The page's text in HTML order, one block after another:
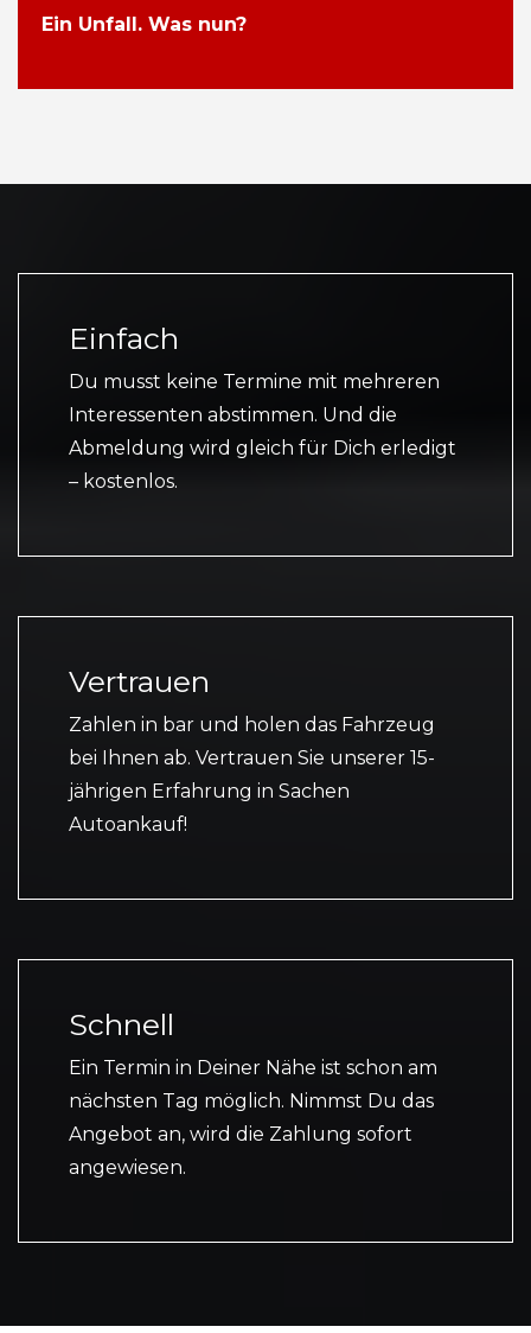
Ein Unfall. Was nun?
Einfach
Du musst keine Termine mit mehreren
Interessenten abstimmen. Und die
Abmeldung wird gleich für Dich erledigt
– kostenlos.
Vertrauen
Zahlen in bar und holen das Fahrzeug
bei Ihnen ab. Vertrauen Sie unserer 15-
jährigen Erfahrung in Sachen
Autoankauf!
Schnell
Ein Termin in Deiner Nähe ist schon am
nächsten Tag möglich. Nimmst Du das
Angebot an, wird die Zahlung sofort
angewiesen.